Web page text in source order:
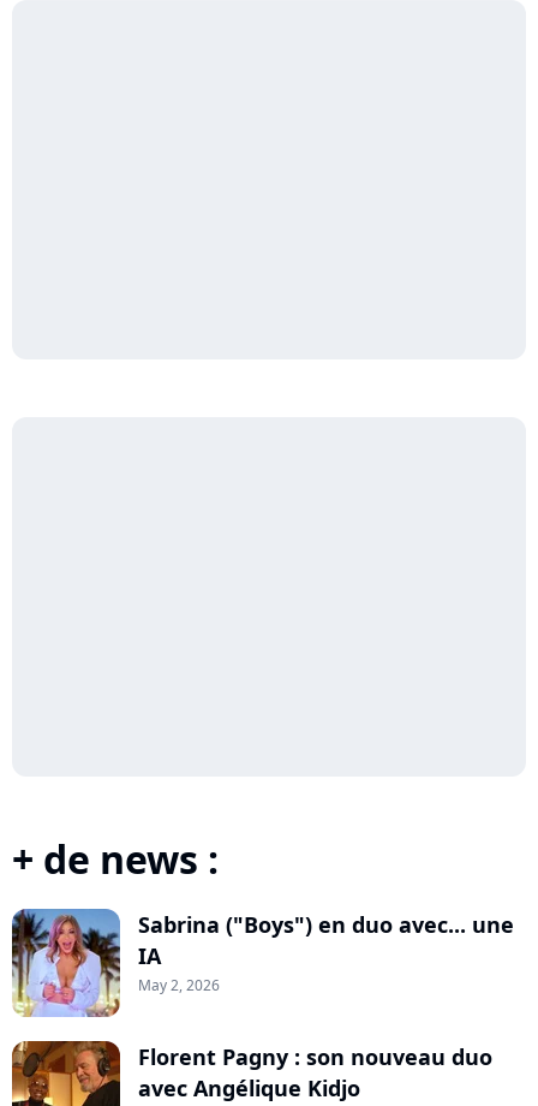
+ de news :
Sabrina ("Boys") en duo avec... une
IA
May 2, 2026
Florent Pagny : son nouveau duo
avec Angélique Kidjo